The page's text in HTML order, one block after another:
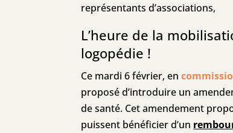
représentants d’associations,
L’heure de la
logopédie !
Ce mardi 6 février, en
proposé d’introduire un
de santé. Cet amendement
puissent bénéficier d’un